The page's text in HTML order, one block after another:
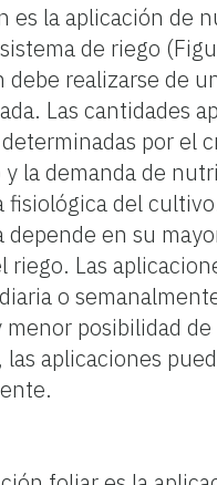
es la aplicación de
de riego
debe realizarse de
Las cantidades
por el
la demanda de
fisiológica del
depende en su
riego. Las
o
menor posibilidad
aplicaciones